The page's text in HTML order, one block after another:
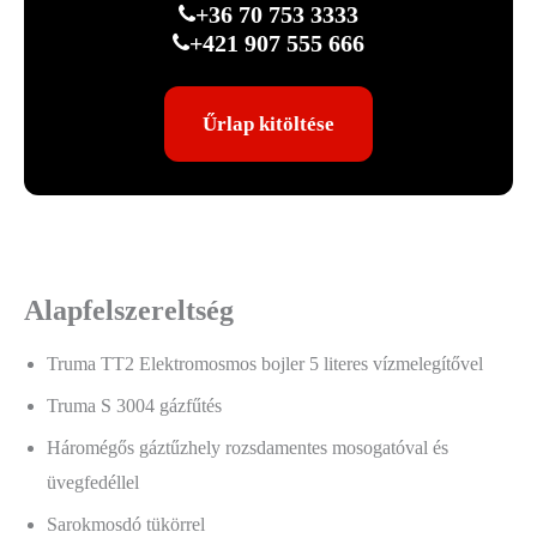
+36 70 753 3333
+421 907 555 666
Űrlap kitöltése
Alapfelszereltség
Truma TT2 Elektromosmos bojler 5 literes vízmelegítővel
Truma S 3004 gázfűtés
Háromégős gáztűzhely rozsdamentes mosogatóval és
üvegfedéllel
Sarokmosdó tükörrel